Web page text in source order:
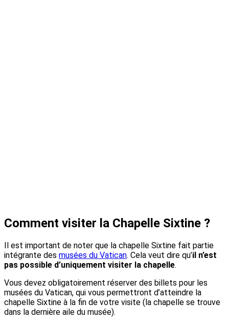
Comment visiter la Chapelle Sixtine ?
Il est important de noter que la chapelle Sixtine fait partie
intégrante des musées du Vatican. Cela veut dire qu’il n’est
pas possible d’uniquement visiter la chapelle.
Vous devez obligatoirement réserver des billets pour les
musées du Vatican, qui vous permettront d’atteindre la
chapelle Sixtine à la fin de votre visite (la chapelle se trouve
dans la dernière aile du musée).